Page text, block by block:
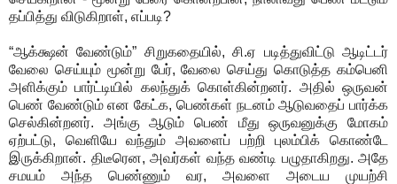
தப்பித்து விடுகிறாள், எப்படி?
“ஆக்க்ஷன் வேண்டும்” சிறுகதையில், சி.ஏ படித்துவிட்டு ஆடிட்டர்
வேலை செய்யும் மூன்று பேர், வேலை செய்து கொடுத்த கம்பெனி
அளிக்கும் பார்ட்டியில் கலந்துக் கொள்கின்றனர். அதில் ஒருவன்
பெண் வேண்டும் என கேட்க, பெண்கள் நடனம் ஆடுவதைப் பார்க்க
செல்கின்றனர். அங்கு ஆடும் பெண் மீது ஒருவனுக்கு மோகம்
ஏற்பட்டு, வெளியே வந்தும் அவளைப் பற்றி புலம்பிக் கொண்டே
இருக்கிறான். திடீரென, அவர்கள் வந்த வண்டி பழுதாகிறது. அதே
சமயம் அந்த பெண்ணும் வர, அவளை அடைய முயற்சி